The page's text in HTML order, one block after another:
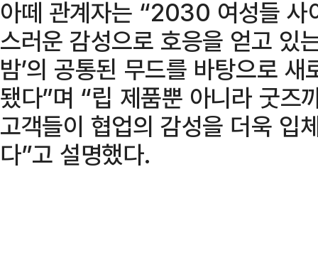
아떼 관계자는 “2030 여성들 사
스러운 감성으로 호응을 얻고 있
밤’의 공통된 무드를 바탕으로
됐다”며 “립 제품뿐 아니라 굿즈
고객들이 협업의 감성을 더욱 입
다”고 설명했다.